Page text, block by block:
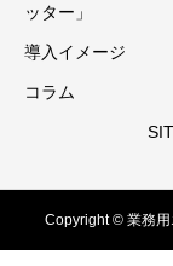
ッター」
導入イメージ
コラム
Copyright © 業務用